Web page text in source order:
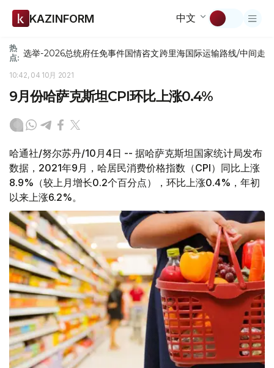
KAZINFORM 中文
热
点: 选举-2026总统府任免事件国情咨文跨里海国际运输路线/中间走廊
10:42, 04 10月 2021
9月份哈萨克斯坦CPI环比上涨0.4%
哈通社/努尔苏丹/10月4日 -- 据哈萨克斯坦国家统计局发布
数据，2021年9月，哈居民消费价格指数（CPI）同比上涨
8.9%（较上月增长0.2个百分点），环比上涨0.4%，年初
以来上涨6.2%。